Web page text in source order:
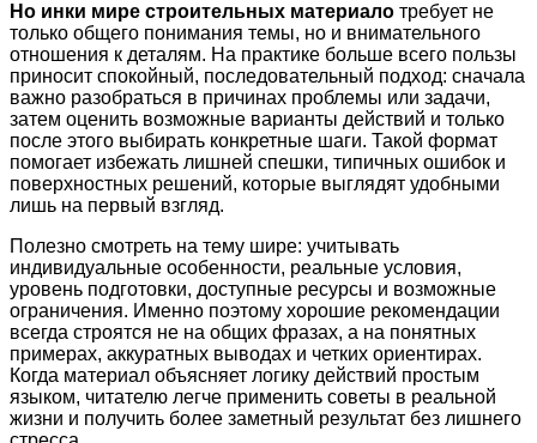
Но инки мире строительных материало требует не
только общего понимания темы, но и внимательного
отношения к деталям. На практике больше всего пользы
приносит спокойный, последовательный подход: сначала
важно разобраться в причинах проблемы или задачи,
затем оценить возможные варианты действий и только
после этого выбирать конкретные шаги. Такой формат
помогает избежать лишней спешки, типичных ошибок и
поверхностных решений, которые выглядят удобными
лишь на первый взгляд.
Полезно смотреть на тему шире: учитывать
индивидуальные особенности, реальные условия,
уровень подготовки, доступные ресурсы и возможные
ограничения. Именно поэтому хорошие рекомендации
всегда строятся не на общих фразах, а на понятных
примерах, аккуратных выводах и четких ориентирах.
Когда материал объясняет логику действий простым
языком, читателю легче применить советы в реальной
жизни и получить более заметный результат без лишнего